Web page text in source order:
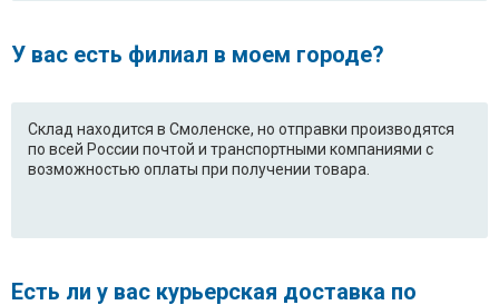
У вас есть филиал в моем городе?
Склад находится в Смоленске, но отправки производятся
по всей России почтой и транспортными компаниями с
возможностью оплаты при получении товара.
Есть ли у вас курьерская доставка по